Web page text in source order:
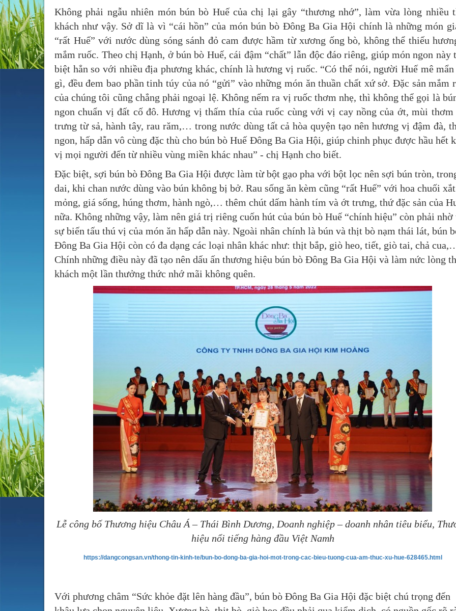
Không phải ngẫu nhiên món bún bò Huế của chị lại gây “thương nhớ”, làm vừa lòng nhiều
khách như vậy. Sở dĩ là vì “cái hồn” của món bún bò Đông Ba Gia Hội chính là những món
“rất Huế” với nước dùng sóng sánh đỏ cam được hầm từ xương ống bò, không thể thiếu
mắm ruốc. Theo chị Hạnh, ở bún bò Huế, cái đậm “chất” lẫn độc đáo riêng, giúp món ngon này
biệt hẳn so với nhiều địa phương khác, chính là hương vị ruốc. “Có thể nói, người Huế mê
gì, đều đem bao phần tinh túy của nó “gửi” vào những món ăn thuần chất xứ sở. Đặc sản mắm
của chúng tôi cũng chẳng phải ngoại lệ. Không nếm ra vị ruốc thơm nhẹ, thì không thể gọi là
ngon chuẩn vị đất cố đô. Hương vị thấm thía của ruốc cùng với vị cay nồng của ớt, mùi thơm
trưng từ sả, hành tây, rau răm,… trong nước dùng tất cả hòa quyện tạo nên hương vị đậm đà,
ngon, hấp dẫn vô cùng đặc thù cho bún bò Huế Đông Ba Gia Hội, giúp chinh phục được hầu hết
vị mọi người đến từ nhiều vùng miền khác nhau” - chị Hạnh cho biết.
Đặc biệt, sợi bún bò Đông Ba Gia Hội được làm từ bột gạo pha với bột lọc nên sợi bún tròn,
dai, khi chan nước dùng vào bún không bị bở. Rau sống ăn kèm cũng “rất Huế” với hoa chuối xắt
mỏng, giá sống, húng thơm, hành ngò,… thêm chút dấm hành tím và ớt trưng, thứ đặc sản của
nữa. Không những vậy, làm nên giá trị riêng cuốn hút của bún bò Huế “chính hiệu” còn phải nhờ
sự biến tấu thú vị của món ăn hấp dẫn này. Ngoài nhân chính là bún và thịt bò nạm thái lát, bún
Đông Ba Gia Hội còn có đa dạng các loại nhân khác như: thịt bắp, giò heo, tiết, giò tai, chả
Chính những điều này đã tạo nên dấu ấn thương hiệu bún bò Đông Ba Gia Hội và làm nức lòng
khách một lần thưởng thức nhớ mãi không quên.
Lễ công bố Thương hiệu Châu Á – Thái Bình Dương, Doanh nghiệp – doanh nhân tiêu biểu,
hiệu nổi tiếng hàng đầu Việt Namh
https://dangcongsan.vn/thong-tin-kinh-te/bun-bo-dong-ba-gia-hoi-mot-trong-cac-bieu-tuong-cua-am-thuc-xu-hue-628465.html
Với phương châm “Sức khỏe đặt lên hàng đầu”, bún bò Đông Ba Gia Hội đặc biệt chú trọng đến